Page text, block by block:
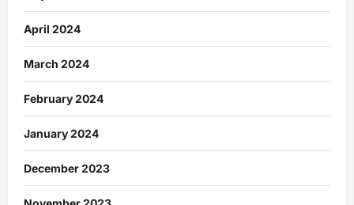
April 2024
March 2024
February 2024
January 2024
December 2023